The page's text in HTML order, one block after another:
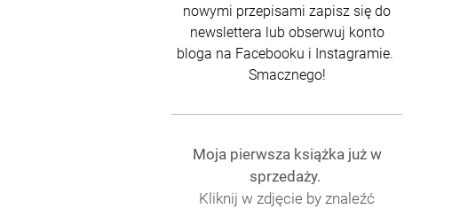
nowymi przepisami zapisz się do
newslettera lub obserwuj konto
bloga na Facebooku i Instagramie.
Smacznego!
Moja pierwsza książka już w
sprzedaży.
Kliknij w zdjęcie by znaleźć